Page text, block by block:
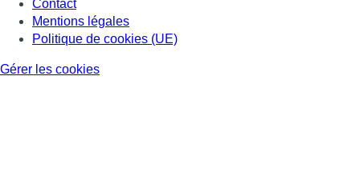
Contact
Mentions légales
Politique de cookies (UE)
Gérer les cookies